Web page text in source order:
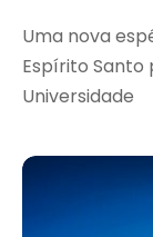
Uma nova
Espírito Santo
Universidade